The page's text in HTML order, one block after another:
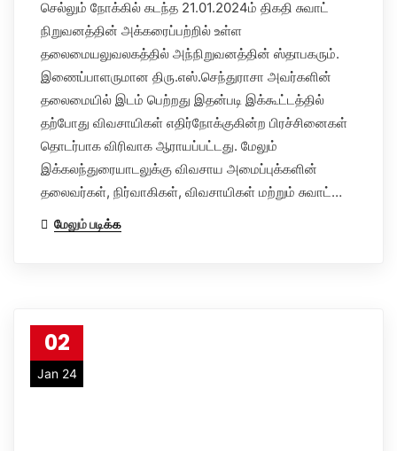
செல்லும் நோக்கில் கடந்த 21.01.2024ம் திகதி சுவாட்
நிறுவனத்தின் அக்கரைப்பற்றில் உள்ள
தலைமையலுவலகத்தில் அந்நிறுவனத்தின் ஸ்தாபகரும்.
இணைப்பாளருமான திரு.எஸ்.செந்துராசா அவர்களின்
தலைமையில் இடம் பெற்றது இதன்படி இக்கூட்டத்தில்
தற்போது விவசாயிகள் எதிர்நோக்குகின்ற பிரச்சினைகள்
தொடர்பாக விரிவாக ஆராயப்பட்டது. மேலும்
இக்கலந்துரையாடலுக்கு விவசாய அமைப்புக்களின்
தலைவர்கள், நிர்வாகிகள், விவசாயிகள் மற்றும் சுவாட்…
மேலும் படிக்க
02
Jan 24